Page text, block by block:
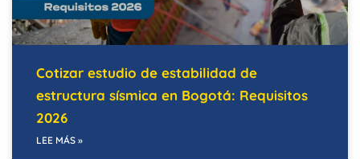
Cotizar estudio de estabilidad de
estructura sísmica en Bogotá: Requisitos
2026
LEE MÁS »